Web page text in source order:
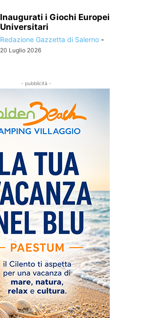
Inaugurati i Giochi Europei
Universitari
Redazione Gazzetta di Salerno -
20 Luglio 2026
- pubblicità -